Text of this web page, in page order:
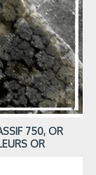
750, OR
OR